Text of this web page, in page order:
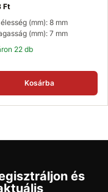
Ft
(mm): 8 mm
(mm): 7 mm
22 db
Kosárba
és